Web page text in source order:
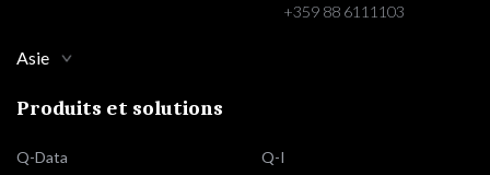
+359 88 6111103
Asie
Produits et solutions
Q-Data
Q-I